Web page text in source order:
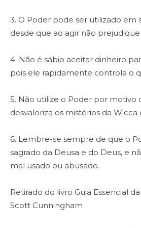
3. O Poder pode ser utilizado em
desde que ao agir não
4. Não é sábio aceitar dinheiro
pois ele rapidamente controla o
5. Não utilize o Poder por motivo
desvaloriza os mistérios da Wicca
6. Lembre-se sempre de que o
sagrado da Deusa e do Deus, e
mal usado ou abusado.
Retirado do livro Guia Essencial
Scott Cunningham